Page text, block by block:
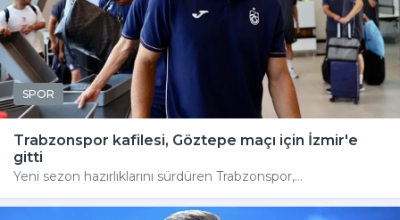
SPOR
Trabzonspor kafilesi, Göztepe maçı için İzmir'e
gitti
Yeni sezon hazırlıklarını sürdüren Trabzonspor,...